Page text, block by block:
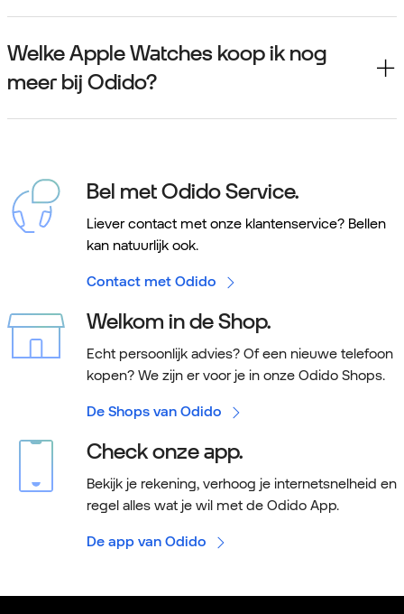
Welke Apple Watches koop ik nog
meer bij Odido?
Bel met Odido Service.
Liever contact met onze klantenservice? Bellen
kan natuurlijk ook.
Contact met Odido
Welkom in de Shop.
Echt persoonlijk advies? Of een nieuwe telefoon
kopen? We zijn er voor je in onze Odido Shops.
De Shops van Odido
Check onze app.
Bekijk je rekening, verhoog je internetsnelheid en
regel alles wat je wil met de Odido App.
De app van Odido